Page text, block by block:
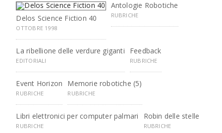
Delos Science Fiction 40
OTTOBRE 1998
Antologie Robotiche
RUBRICHE
La ribellione delle verdure giganti
EDITORIALI
Feedback
RUBRICHE
Event Horizon
RUBRICHE
Memorie robotiche (5)
RUBRICHE
Libri elettronici per computer palmari
RUBRICHE
Robin delle stelle
RUBRICHE